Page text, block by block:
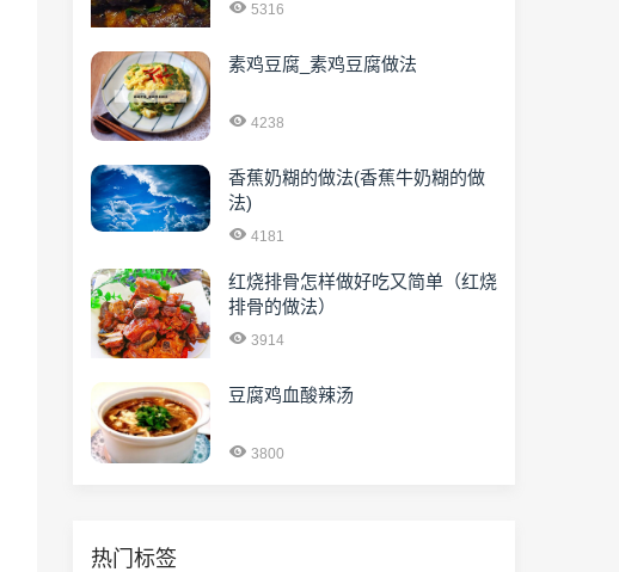
5316
素鸡豆腐_素鸡豆腐做法
4238
香蕉奶糊的做法(香蕉牛奶糊的做
法)
4181
红烧排骨怎样做好吃又简单（红烧
排骨的做法）
3914
豆腐鸡血酸辣汤
3800
热门标签